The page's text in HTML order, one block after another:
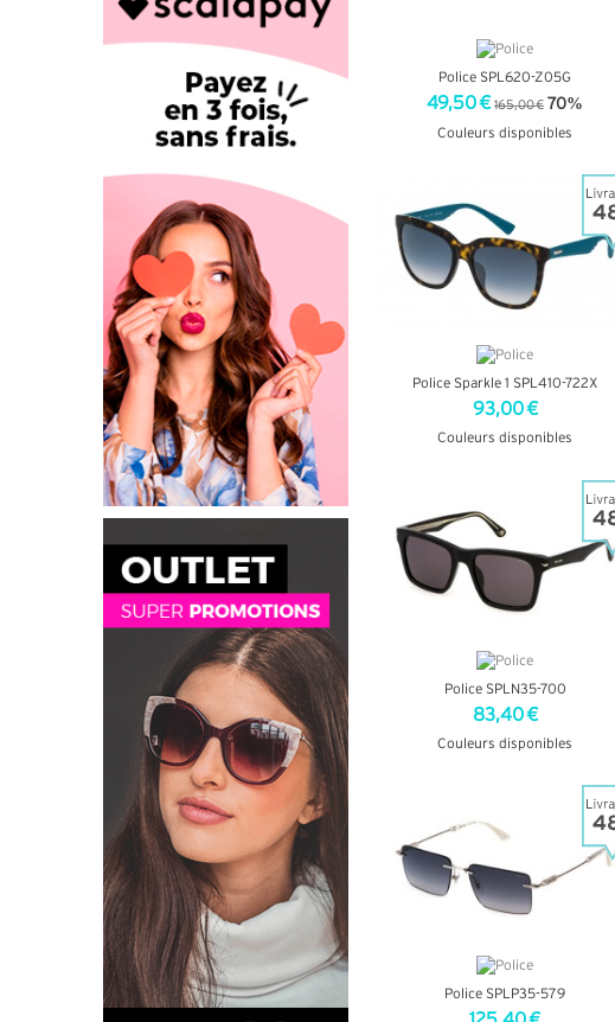
Police SPL620-Z05G
49,50 € 165,00 € 70%
Couleurs disponibles
Police Sparkle 1 SPL410-722X
93,00 €
Couleurs disponibles
Police SPLN35-700
83,40 €
Couleurs disponibles
Police SPLP35-579